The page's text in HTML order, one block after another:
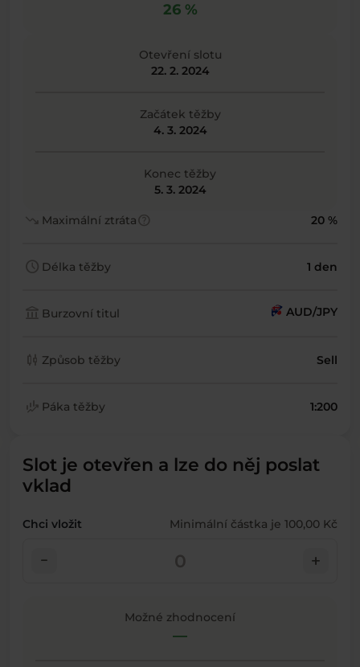
26 %
Otevření slotu
22. 2. 2024
Začátek těžby
4. 3. 2024
Konec těžby
5. 3. 2024
trending_down Maximální ztrátahelp 20 %
schedule Délka těžby 1 den
account_balance Burzovní titul AUD/JPY
candlestick_chart Způsob těžby Sell
finance_mode Páka těžby 1:200
Slot je otevřen a lze do něj poslat
vklad
Chci vložit Minimální částka je 100,00 Kč
check_indeterminate_small add
Možné zhodnocení
—